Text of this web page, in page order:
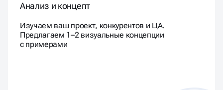
Анализ и концепт
Изучаем ваш проект, конкурентов и ЦА.
Предлагаем 1–2 визуальные концепции
с примерами